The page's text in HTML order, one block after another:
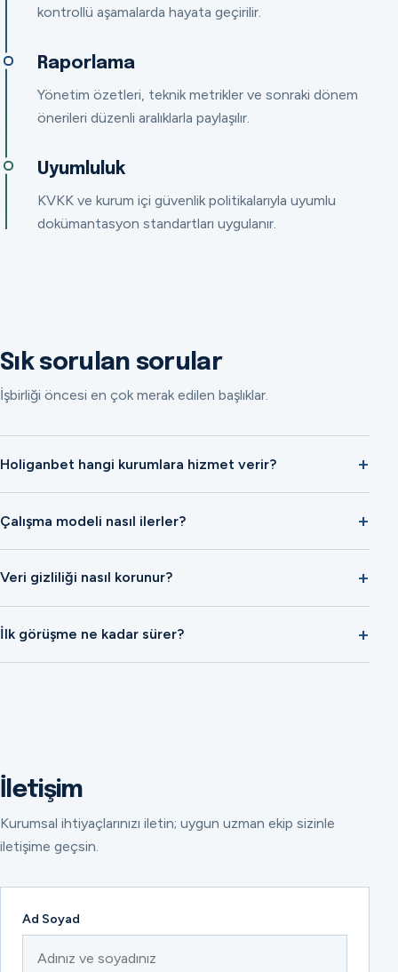
kontrollü aşamalarda hayata geçirilir.
Raporlama
Yönetim özetleri, teknik metrikler ve sonraki dönem
önerileri düzenli aralıklarla paylaşılır.
Uyumluluk
KVKK ve kurum içi güvenlik politikalarıyla uyumlu
dokümantasyon standartları uygulanır.
Sık sorulan sorular
İşbirliği öncesi en çok merak edilen başlıklar.
Holiganbet hangi kurumlara hizmet verir?
Çalışma modeli nasıl ilerler?
Veri gizliliği nasıl korunur?
İlk görüşme ne kadar sürer?
İletişim
Kurumsal ihtiyaçlarınızı iletin; uygun uzman ekip sizinle
iletişime geçsin.
Ad Soyad